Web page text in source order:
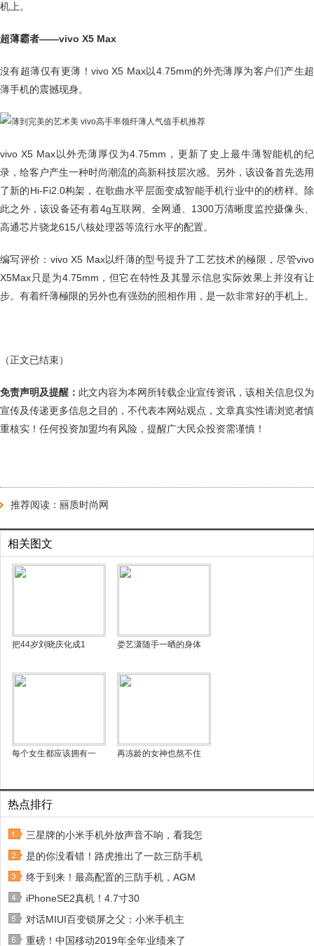
机上。
超薄霸者——vivo X5 Max
沒有超薄仅有更薄！vivo X5 Max以4.75mm的外壳薄厚为客户们产生超
薄手机的震撼现身。
vivo X5 Max以外壳薄厚仅为4.75mm，更新了史上最牛薄智能机的纪
录，给客户产生一种时尚潮流的高新科技层次感。另外，该设备首先选用
了新的Hi-Fi2.0构架，在歌曲水平层面变成智能手机行业中的的榜样。除
此之外，该设备还有着4g互联网、全网通、1300万清晰度监控摄像头、
高通芯片骁龙615八核处理器等流行水平的配置。
编写评价：vivo X5 Max以纤薄的型号提升了工艺技术的極限，尽管vivo
X5Max只是为4.75mm，但它在特性及其显示信息实际效果上并沒有让
步。有着纤薄極限的另外也有强劲的照相作用，是一款非常好的手机上。
（正文已结束）
免责声明及提醒： 此文内容为本网所转载企业宣传资讯，该相关信息仅为
宣传及传递更多信息之目的，不代表本网站观点，文章真实性请浏览者慎
重核实！任何投资加盟均有风险，提醒广大民众投资需谨慎！
推荐阅读： 丽质时尚网
相关图文
把44岁刘晓庆化成1 娄艺潇随手一晒的身体
每个女生都应该拥有一 再冻龄的女神也熬不住
热点排行
三星牌的小米手机外放声音不响，看我怎
是的你没看错！路虎推出了一款三防手机
终于到来！最高配置的三防手机，AGM
iPhoneSE2真机！4.7寸30
对话MIUI百变锁屏之父：小米手机主
重磅！中国移动2019年全年业绩来了